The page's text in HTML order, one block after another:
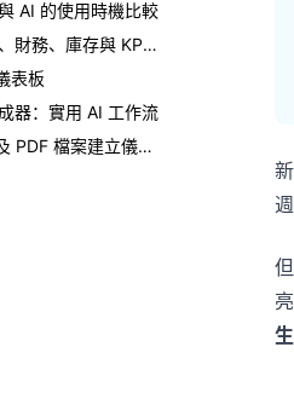
AI 的使用時機比較
Excel 儀表板範例：銷售、財務、庫存與 KPI 報表
表板
器：實用 AI 工作流
運用 AI 從 Excel、CSV 及 PDF 檔案建立儀表板
生